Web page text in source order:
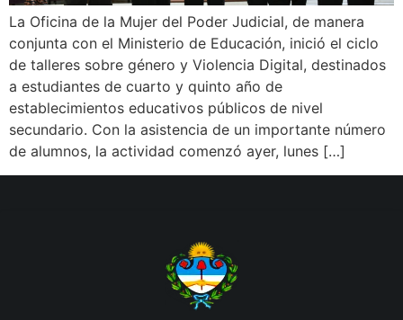
La Oficina de la Mujer del Poder Judicial, de manera
conjunta con el Ministerio de Educación, inició el ciclo
de talleres sobre género y Violencia Digital, destinados
a estudiantes de cuarto y quinto año de
establecimientos educativos públicos de nivel
secundario. Con la asistencia de un importante número
de alumnos, la actividad comenzó ayer, lunes […]